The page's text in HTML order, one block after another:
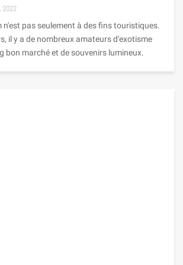
2022
n'est pas seulement à des fins touristiques.
il y a de nombreux amateurs d'exotisme
bon marché et de souvenirs lumineux.